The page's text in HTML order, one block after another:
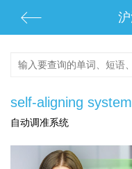
self-aligning system
自动调准系统